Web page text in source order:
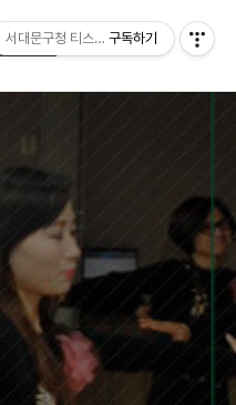
서대문구청 티스토리 블로그
구독하기